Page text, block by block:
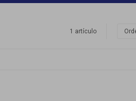
1 artículo